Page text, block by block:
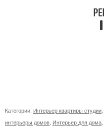
Категории: Интерьер квартиры студии,
интерьеры домов, Интерьер для дома,